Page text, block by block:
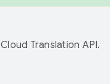
Cloud Translation API.